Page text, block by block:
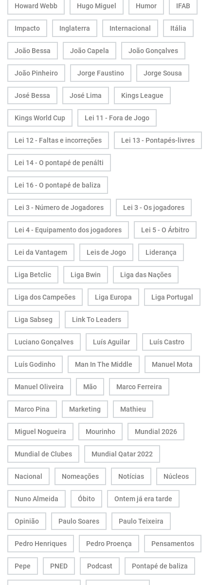
Howard Webb Hugo Miguel Humor IFAB
Impacto Inglaterra Internacional Itália
João Bessa João Capela João Gonçalves
João Pinheiro Jorge Faustino Jorge Sousa
José Bessa José Lima Kings League
Kings World Cup Lei 11 - Fora de Jogo
Lei 12 - Faltas e incorreções Lei 13 - Pontapés-livres
Lei 14 - O pontapé de penálti
Lei 16 - O pontapé de baliza
Lei 3 - Número de Jogadores Lei 3 - Os jogadores
Lei 4 - Equipamento dos jogadores Lei 5 - O Árbitro
Lei da Vantagem Leis de Jogo Liderança
Liga Betclic Liga Bwin Liga das Nações
Liga dos Campeões Liga Europa Liga Portugal
Liga Sabseg Link To Leaders
Luciano Gonçalves Luís Aguilar Luís Castro
Luís Godinho Man In The Middle Manuel Mota
Manuel Oliveira Mão Marco Ferreira
Marco Pina Marketing Mathieu
Miguel Nogueira Mourinho Mundial 2026
Mundial de Clubes Mundial Qatar 2022
Nacional Nomeações Notícias Núcleos
Nuno Almeida Óbito Ontem já era tarde
Opinião Paulo Soares Paulo Teixeira
Pedro Henriques Pedro Proença Pensamentos
Pepe PNED Podcast Pontapé de baliza